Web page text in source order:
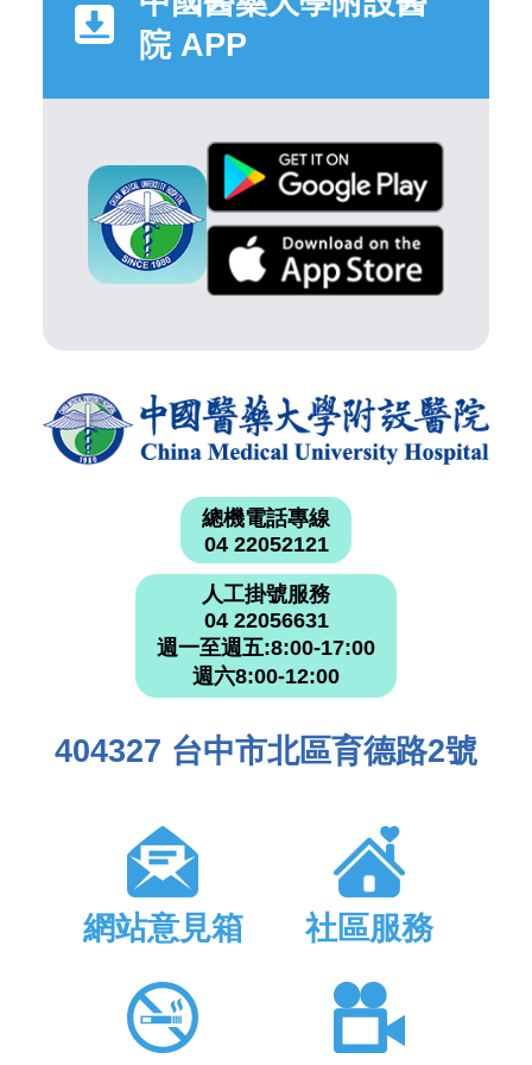
院 APP
總機電話專線
04 22052121
人工掛號服務
04 22056631
週一至週五:8:00-17:00
週六8:00-12:00
404327 台中市北區育德路2號
網站意見箱 社區服務